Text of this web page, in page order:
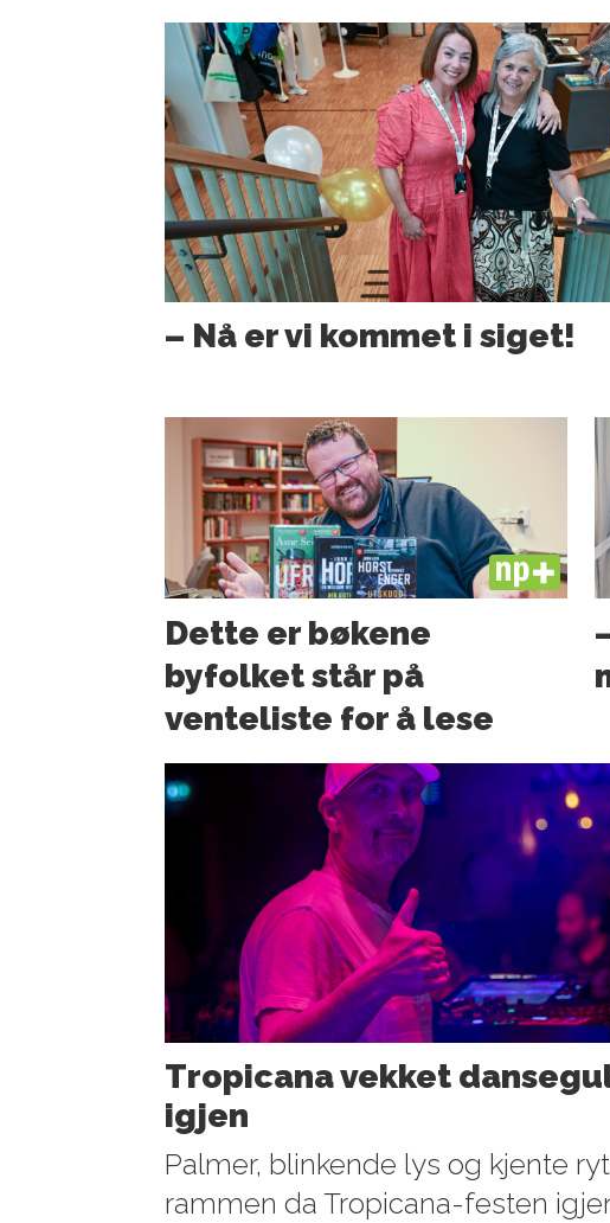
– Nå er vi kommet i siget!
PLUS
Dette er bøkene
byfolket står på
venteliste for å lese
Tropicana vekket
igjen
Palmer, blinkende lys og kjente
rammen da Tropicana-festen